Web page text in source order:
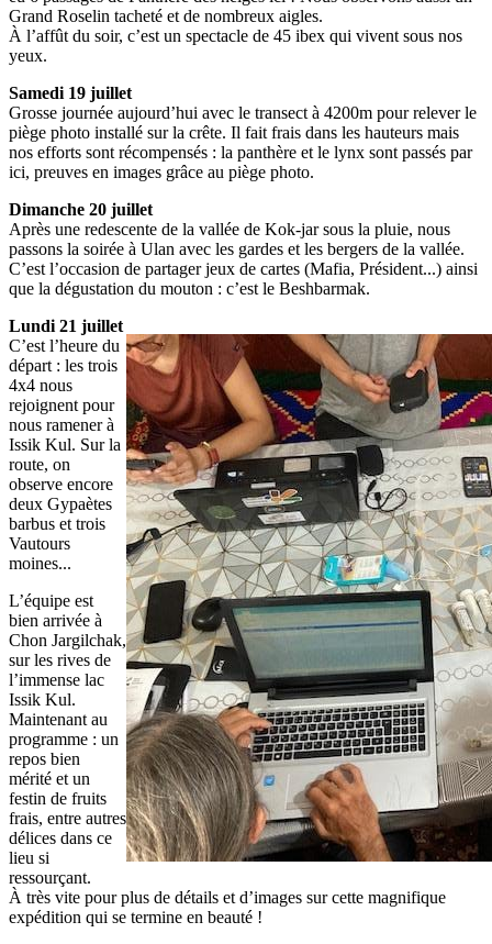
Grand Roselin tacheté et de nombreux aigles.
À l’affût du soir, c’est un spectacle de 45 ibex qui vivent sous nos
yeux.
Samedi 19 juillet
Grosse journée aujourd’hui avec le transect à 4200m pour relever le
piège photo installé sur la crête. Il fait frais dans les hauteurs mais
nos efforts sont récompensés : la panthère et le lynx sont passés par
ici, preuves en images grâce au piège photo.
Dimanche 20 juillet
Après une redescente de la vallée de Kok-jar sous la pluie, nous
passons la soirée à Ulan avec les gardes et les bergers de la vallée.
C’est l’occasion de partager jeux de cartes (Mafia, Président...) ainsi
que la dégustation du mouton : c’est le Beshbarmak.
Lundi 21 juillet
C’est l’heure du
départ : les trois
4x4 nous
rejoignent pour
nous ramener à
Issik Kul. Sur la
route, on
observe encore
deux Gypaètes
barbus et trois
Vautours
moines...
L’équipe est
bien arrivée à
Chon Jargilchak,
sur les rives de
l’immense lac
Issik Kul.
Maintenant au
programme : un
repos bien
mérité et un
festin de fruits
frais, entre autres
délices dans ce
lieu si
ressourçant.
À très vite pour plus de détails et d’images sur cette magnifique
expédition qui se termine en beauté !